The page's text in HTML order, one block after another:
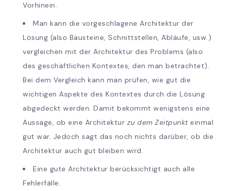
Vorhinein.
Man kann die vorgeschlagene Architektur der
Lösung (also Bausteine, Schnittstellen, Abläufe, usw.)
vergleichen mit der Architektur des Problems (also
des geschäftlichen Kontextes, den man betrachtet).
Bei dem Vergleich kann man prüfen, wie gut die
wichtigen Aspekte des Kontextes durch die Lösung
abgedeckt werden. Damit bekommt wenigstens eine
Aussage, ob eine Architektur zu dem Zeitpunkteinmal
gut war. Jedoch sagt das noch nichts darüber, ob die
Architektur auch gut bleiben wird.
Eine gute Architektur berücksichtigt auch alle
Fehlerfälle.